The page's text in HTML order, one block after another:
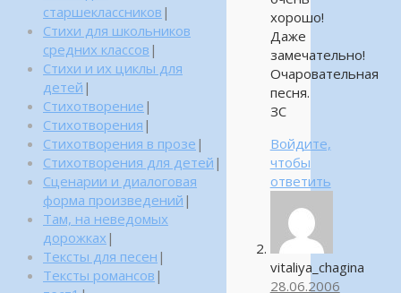
хорошо!
Даже
замечательно!
Очаровательная
песня.
ЗС
Войдите,
чтобы
ответить
vitaliya_chagina
28.06.2006
старшеклассников |
Стихи для школьников
средних классов |
Стихи и их циклы для
детей |
Стихотворение |
Стихотворения |
Стихотворения в прозе |
Стихотворения для детей |
Сценарии и диалоговая
форма произведений |
Там, на неведомых
дорожках |
Тексты для песен |
Тексты романсов |